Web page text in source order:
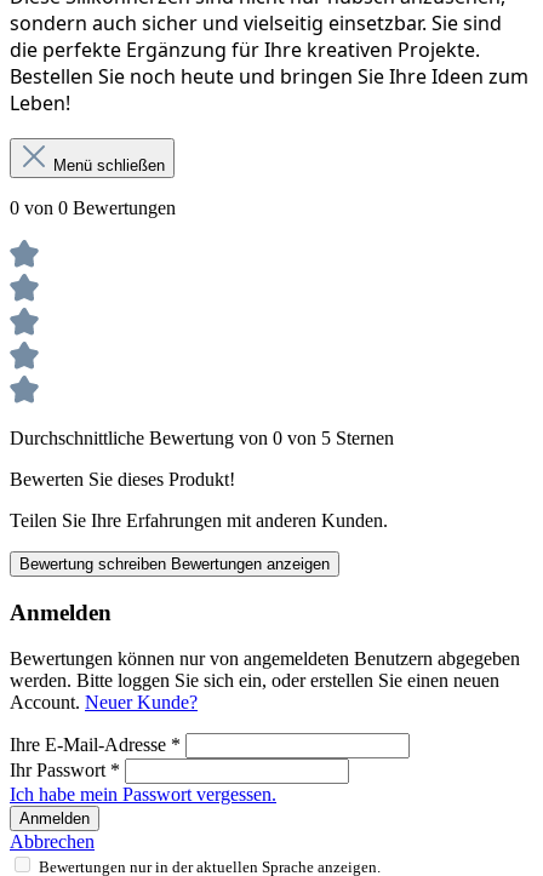
sondern auch sicher und vielseitig einsetzbar. Sie sind
die perfekte Ergänzung für Ihre kreativen Projekte.
Bestellen Sie noch heute und bringen Sie Ihre Ideen zum
Leben!
Menü schließen
0 von 0 Bewertungen
Durchschnittliche Bewertung von 0 von 5 Sternen
Bewerten Sie dieses Produkt!
Teilen Sie Ihre Erfahrungen mit anderen Kunden.
Bewertung schreiben Bewertungen anzeigen
Anmelden
Bewertungen können nur von angemeldeten Benutzern abgegeben
werden. Bitte loggen Sie sich ein, oder erstellen Sie einen neuen
Account. Neuer Kunde?
Ihre E-Mail-Adresse *
Ihr Passwort *
Ich habe mein Passwort vergessen.
Anmelden
Abbrechen
Bewertungen nur in der aktuellen Sprache anzeigen.